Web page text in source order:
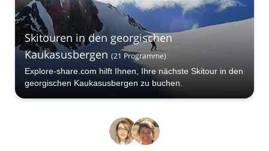
Skitouren in den georgischen
Kaukasusbergen (21 Programme)
Explore-share.com hilft Ihnen, Ihre nächste Skitour in den
georgischen Kaukasusbergen zu buchen.